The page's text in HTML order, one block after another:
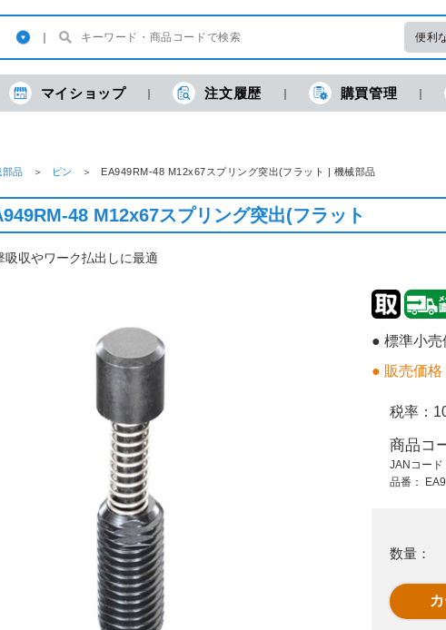
便利
マイショップ 注文履歴 購買管理
部品 ピン EA949RM-48 M12x67スプリング突出(フラット | 機械部品
2,380 円 (税抜)
2,618 円 (税込)
6x 15mm ボールロッ
クピン
12x 60mm ボールロ
48 M12x67スプリング突出(フラット
吸収やワーク払出しに最適
● 標準小
● 販売価格
税率：
商品コ
JANコード
品番：
数量：